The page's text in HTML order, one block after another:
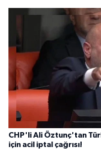
CHP'li Ali Öztunç'tan
için acil iptal çağrısı!